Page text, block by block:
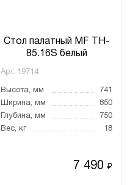
Стол палатный MF TH-
85.16S белый
Арт. 19714
Высота, мм
741
Ширина, мм
850
Глубина, мм
750
Вес, кг
18
7 490₽